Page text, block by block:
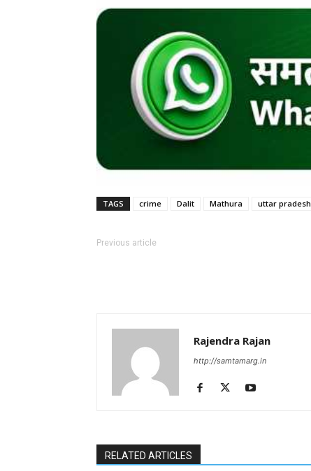
TAGS crime Dalit Mathura uttar pradesh
Previous article
Rajendra Rajan
http://samtamarg.in
RELATED ARTICLES